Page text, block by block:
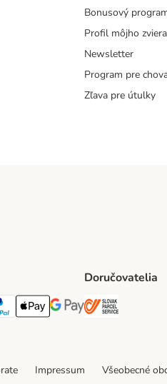
Bonusový
Profil môjho
Newsletter
Program pre
Zľava pre útulky
Method
Method
Payment Method
Apple Pay Payment Method
Google Pay Payment
Method
Doručovatelia
Impressum Všeobecné